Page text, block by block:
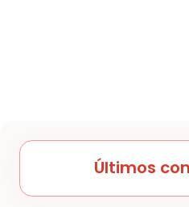
Últimos